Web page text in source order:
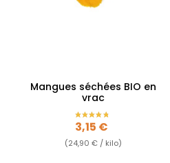
Mangues séchées BIO en
vrac
Prix
3,15 €
(24,90 € / kilo)